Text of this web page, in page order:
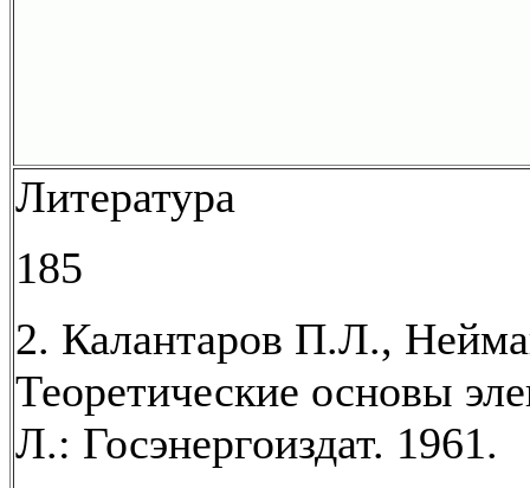
Литература
185
2. Калантаров П.Л.,
Теоретические основы
Л.: Госэнергоиздат. 1961.